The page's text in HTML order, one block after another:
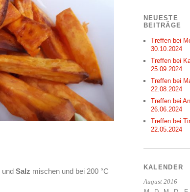
und Salz mischen und bei 200 °C
NEUESTE
BEITRÄGE
Treffen bei
30.10.2024
Treffen bei
25.09.2024
Treffen bei
22.08.2024
Treffen bei
26.06.2024
Treffen bei
22.05.2024
KALENDER
August 2016